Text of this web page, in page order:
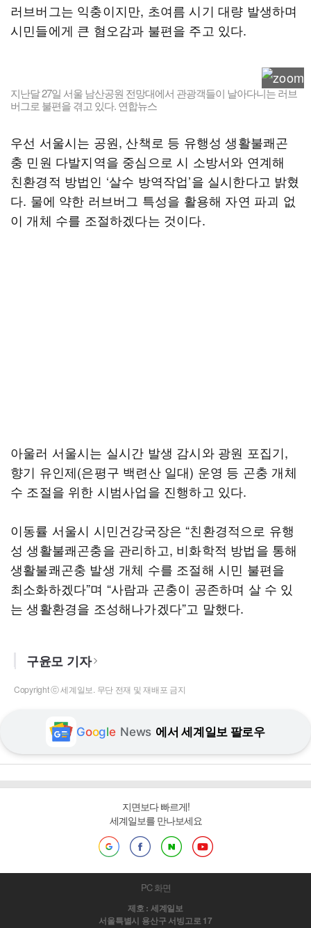
러브버그는 익충이지만, 초여름 시기 대량 발생하며
시민들에게 큰 혐오감과 불편을 주고 있다.
지난달 27일 서울 남산공원 전망대에서 관광객들이 날아다니는 러브
버그로 불편을 겪고 있다. 연합뉴스
우선 서울시는 공원, 산책로 등 유행성 생활불쾌곤
충 민원 다발지역을 중심으로 시 소방서와 연계해
친환경적 방법인 ‘살수 방역작업’을 실시한다고 밝혔
다. 물에 약한 러브버그 특성을 활용해 자연 파괴 없
이 개체 수를 조절하겠다는 것이다.
아울러 서울시는 실시간 발생 감시와 광원 포집기,
향기 유인제(은평구 백련산 일대) 운영 등 곤충 개체
수 조절을 위한 시범사업을 진행하고 있다.
이동률 서울시 시민건강국장은 “친환경적으로 유행
성 생활불쾌곤충을 관리하고, 비화학적 방법을 통해
생활불쾌곤충 발생 개체 수를 조절해 시민 불편을
최소화하겠다”며 “사람과 곤충이 공존하며 살 수 있
는 생활환경을 조성해나가겠다”고 말했다.
구윤모 기자
Copyright ⓒ 세계일보. 무단 전재 및 재배포 금지
Google News 에서 세계일보 팔로우
지면보다 빠르게!
세계일보를 만나보세요
PC 화면
제호 : 세계일보
서울특별시 용산구 서빙고로 17